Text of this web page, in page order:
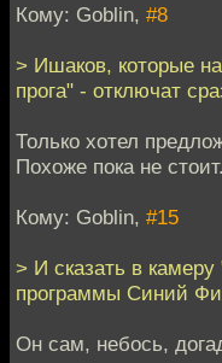
Кому: Goblin, #8
> Ишаков, которые
прога" - отключат
Только хотел
Похоже пока не
Кому: Goblin, #15
> И сказать в
программы Синий
Он сам, небось,